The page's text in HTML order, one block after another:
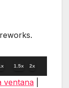
1.5x 2x
ventana